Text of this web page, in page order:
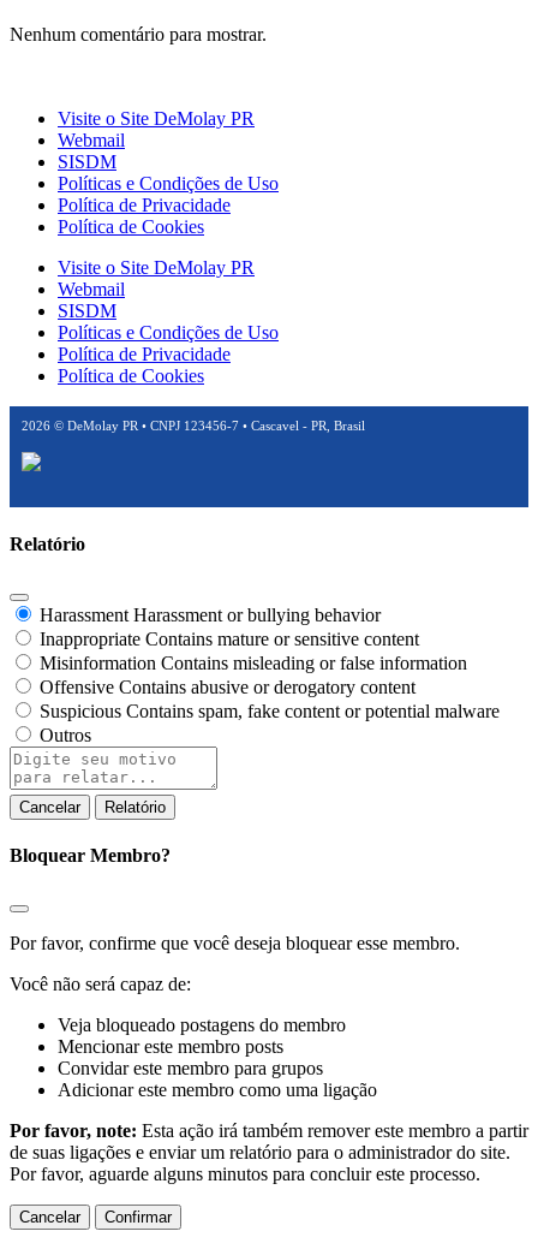
Nenhum comentário para mostrar.
Visite o Site DeMolay PR
Webmail
SISDM
Políticas e Condições de Uso
Política de Privacidade
Política de Cookies
Visite o Site DeMolay PR
Webmail
SISDM
Políticas e Condições de Uso
Política de Privacidade
Política de Cookies
2026 © DeMolay PR • CNPJ 123456-7 • Cascavel - PR, Brasil
Relatório
Harassment Harassment or bullying behavior
Inappropriate Contains mature or sensitive content
Misinformation Contains misleading or false information
Offensive Contains abusive or derogatory content
Suspicious Contains spam, fake content or potential malware
Outros
Relatório
de
observação
Relatório
Bloquear Membro?
Por favor, confirme que você deseja bloquear esse membro.
Você não será capaz de:
Veja bloqueado postagens do membro
Mencionar este membro posts
Convidar este membro para grupos
Adicionar este membro como uma ligação
Por favor, note: Esta ação irá também remover este membro a partir
de suas ligações e enviar um relatório para o administrador do site.
Por favor, aguarde alguns minutos para concluir este processo.
Confirmar